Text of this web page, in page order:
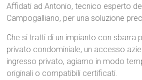
Affidati ad Antonio, tecnico esperto
Campogalliano, per una soluzione
Che si tratti di un impianto con sbarra
privato condominiale, un accesso
ingresso privato, agiamo in modo
originali o compatibili certificati.